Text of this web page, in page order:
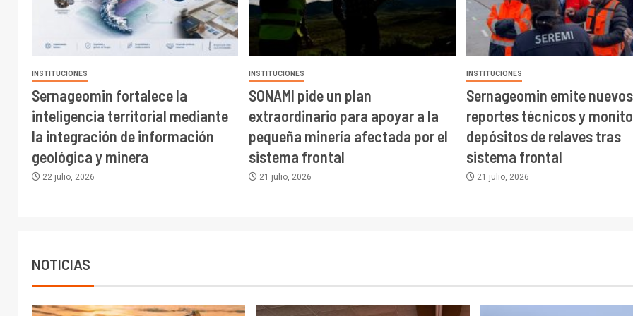
INSTITUCIONES
Sernageomin fortalece la
inteligencia territorial mediante
la integración de información
geológica y minera
22 julio, 2026
INSTITUCIONES
SONAMI pide un plan
extraordinario para apoyar a la
pequeña minería afectada por el
sistema frontal
21 julio, 2026
INSTITUCIONES
Sernageomin emite nuevos
reportes técnicos y
depósitos de relaves tras
sistema frontal
21 julio, 2026
NOTICIAS